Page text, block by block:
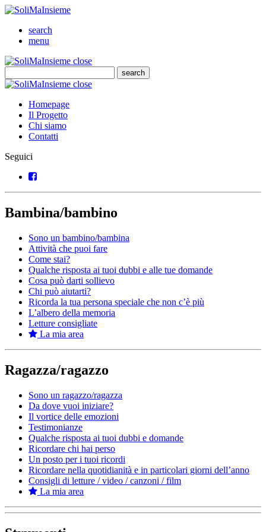
SoliMaInsieme
search
menu
SoliMaInsieme
closeClose
search
Cerca
SoliMaInsieme
closeClose
Homepage
Il Progetto
Chi siamo
Contatti
Seguici
Facebook
Bambina/bambino
Sono un bambino/bambina
Attività che puoi fare
Come stai?
Qualche risposta ai tuoi dubbi e alle tue domande
Cosa può darti sollievo
Chi può aiutarti?
Ricorda la tua persona speciale che non c’è più
L’albero della memoria
Letture consigliate
La mia area
Ragazza/ragazzo
Sono un ragazzo/ragazza
Da dove vuoi iniziare?
Il vortice delle emozioni
Testimonianze
Qualche risposta ai tuoi dubbi e domande
Ricordare chi hai perso
Un posto per i tuoi ricordi
Ricordare nella quotidianità e in particolari giorni dell’anno
Consigli di letture / video / canzoni / film
La mia area